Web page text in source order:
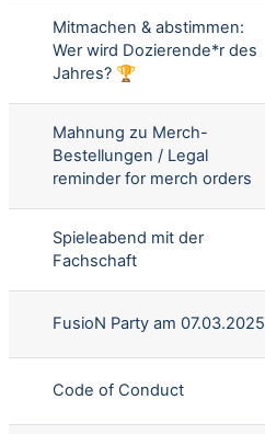
Mitmachen & abstimmen:
Wer wird Dozierende*r des
Jahres? 🏆
Mahnung zu Merch-
Bestellungen / Legal
reminder for merch orders
Spieleabend mit der
Fachschaft
FusioN Party am 07.03.2025
Code of Conduct